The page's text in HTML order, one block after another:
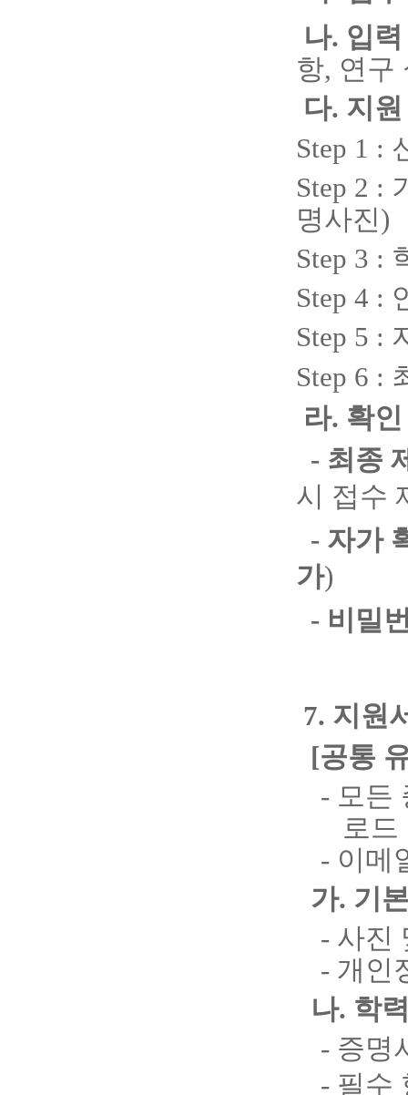
나. 입
항, 연구
다. 지
Step 1 :
Step 2 :
명사진)
Step 3 :
Step 4 :
Step 5 :
Step 6 :
라. 확
- 최종
시 접수
- 자가
가)
- 비밀
7. 지원
[공통
- 모든
로드
- 이메
가. 기
- 사진
- 개인
나. 학
- 증명
- 필수